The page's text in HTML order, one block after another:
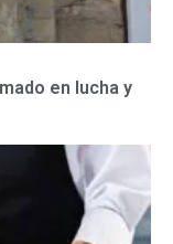
en lucha y